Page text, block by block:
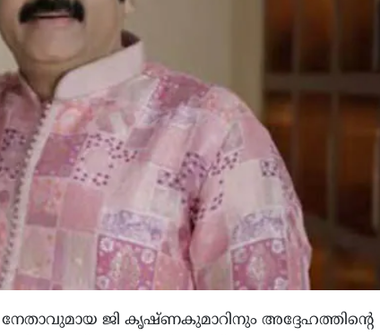
ജി കൃഷ്ണകുമാറിനും അദ്ദേഹത്തിന്റെ